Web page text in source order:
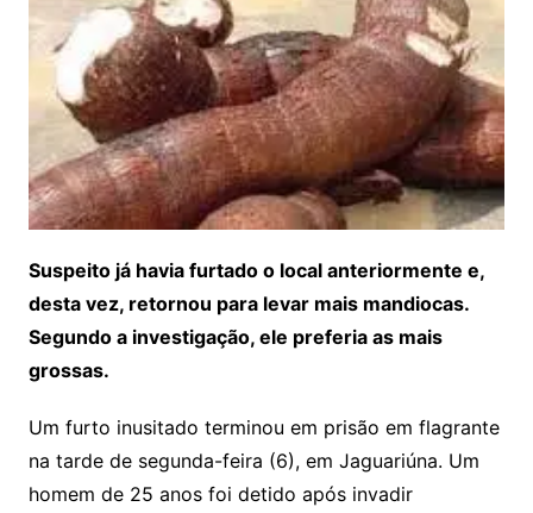
Suspeito já havia furtado o local anteriormente e,
desta vez, retornou para levar mais mandiocas.
Segundo a investigação, ele preferia as mais
grossas.
Um furto inusitado terminou em prisão em flagrante
na tarde de segunda-feira (6), em Jaguariúna. Um
homem de 25 anos foi detido após invadir